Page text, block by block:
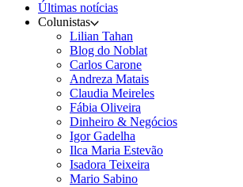
Últimas notícias
Colunistas
Lilian Tahan
Blog do Noblat
Carlos Carone
Andreza Matais
Claudia Meireles
Fábia Oliveira
Dinheiro & Negócios
Igor Gadelha
Ilca Maria Estevão
Isadora Teixeira
Mario Sabino